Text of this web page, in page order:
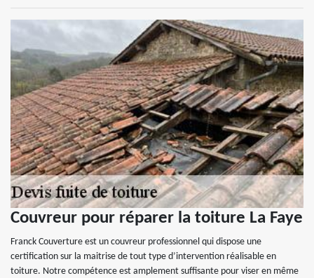
Couvreur pour réparer la toiture La Faye
Franck Couverture est un couvreur professionnel qui dispose une
certification sur la maitrise de tout type d’intervention réalisable en
toiture. Notre compétence est amplement suffisante pour viser en même